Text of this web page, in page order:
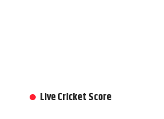
Live Cricket Score